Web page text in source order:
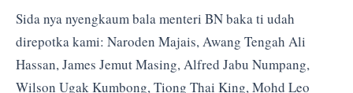
Sida nya nyengkaum bala menteri BN baka ti udah
direpotka kami: Naroden Majais, Awang Tengah Ali
Hassan, James Jemut Masing, Alfred Jabu Numpang,
Wilson Ugak Kumbong, Tiong Thai King, Mohd Leo